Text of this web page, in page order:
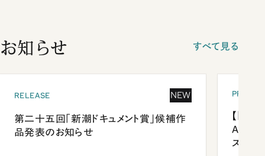
お知らせ すべて見る
RELEASE NEW
第二十五回「新潮ドキュメント賞」候補作
品発表のお知らせ
【「新
ズプレ